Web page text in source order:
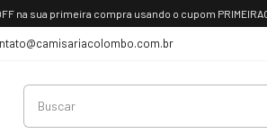
primeira compra usando o cupom PRIMEIRACOMPRA